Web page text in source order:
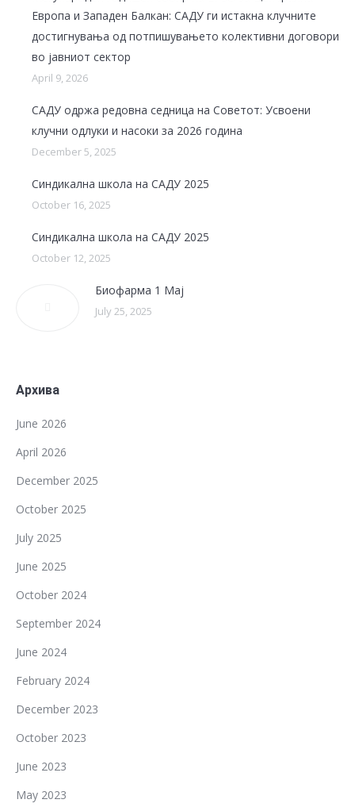
Европа и Западен Балкан: САДУ ги истакна клучните
достигнувања од потпишувањето колективни договори
во јавниот сектор
April 9, 2026
САДУ одржа редовна седница на Советот: Усвоени
клучни одлуки и насоки за 2026 година
December 5, 2025
Синдикална школа на САДУ 2025
October 16, 2025
Синдикална школа на САДУ 2025
October 12, 2025
Биофарма 1 Мај
July 25, 2025
Архива
June 2026
April 2026
December 2025
October 2025
July 2025
June 2025
October 2024
September 2024
June 2024
February 2024
December 2023
October 2023
June 2023
May 2023